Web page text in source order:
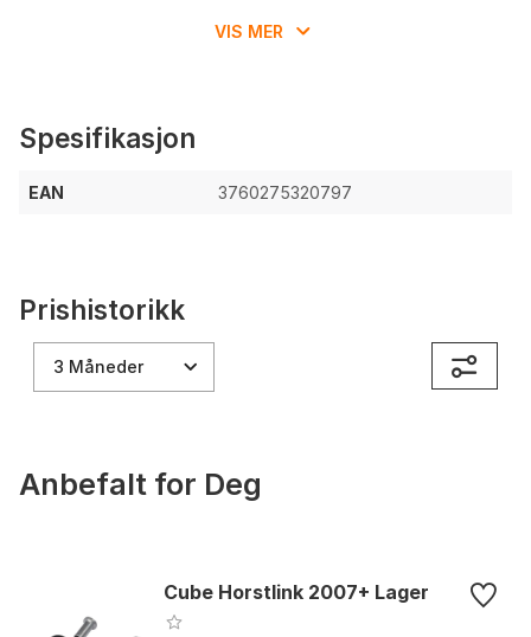
VIS MER
Spesifikasjon
EAN 3760275320797
Prishistorikk
3 Måneder
Anbefalt for Deg
Cube Horstlink 2007+ Lager